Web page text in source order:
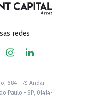
redes
684 - 7º Andar -
Paulo - SP, 01414-